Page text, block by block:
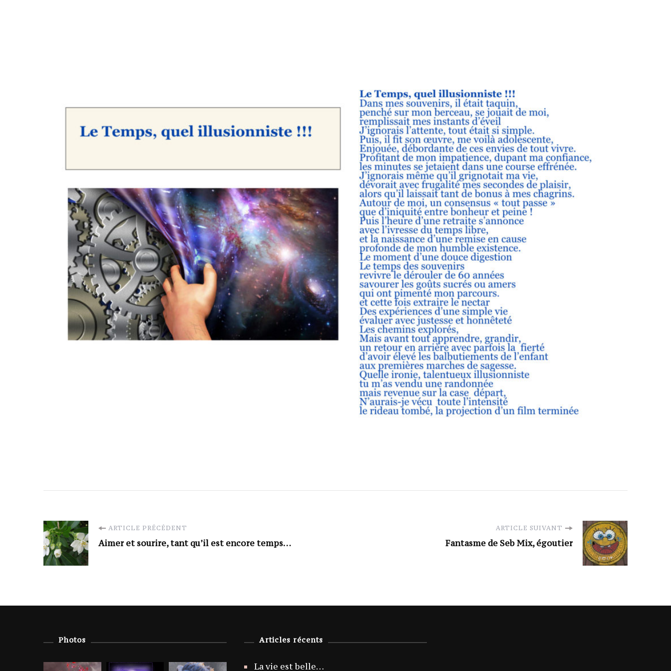
Navigation
d'article
ARTICLE PRÉCÉDENT
Aimer et sourire, tant qu’il est encore temps…
ARTICLE SUIVANT
Fantasme de Seb Mix, égoutier
Photos Articles récents
La vie est belle…